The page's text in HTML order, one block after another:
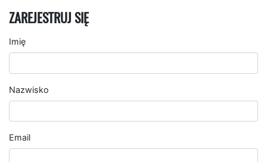
ZAREJESTRUJ SIĘ
Imię
Nazwisko
Email